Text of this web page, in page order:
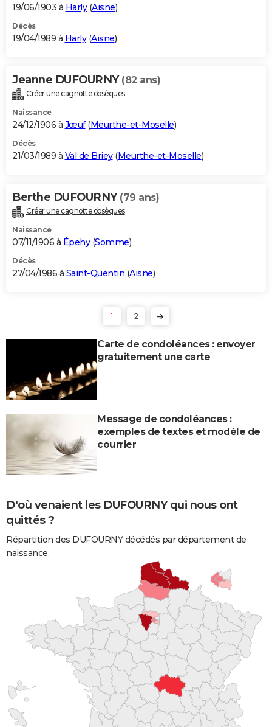
19/06/1903 à Harly(Aisne)
Décès
19/04/1989 à Harly(Aisne)
Jeanne DUFOURNY (82 ans)
Créer une cagnotte obsèques
Naissance
24/12/1906 à Jœuf(Meurthe-et-Moselle)
Décès
21/03/1989 à Val de Briey(Meurthe-et-Moselle)
Berthe DUFOURNY (79 ans)
Créer une cagnotte obsèques
Naissance
07/11/1906 à Épehy(Somme)
Décès
27/04/1986 à Saint-Quentin (Aisne)
1 2
Carte de condoléances : envoyer
gratuitement une carte
Message de condoléances :
exemples de textes et modèle de
courrier
D'où venaient les DUFOURNY qui nous ont
quittés ?
Répartition des DUFOURNY décédés par département de
naissance.